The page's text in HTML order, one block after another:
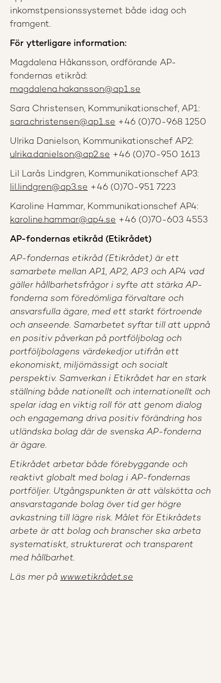
inkomstpensionssystemet både idag och
framgent.
För ytterligare information:
Magdalena Håkansson, ordförande AP-
fondernas etikråd:
magdalena.hakansson@ap1.se
Sara Christensen, Kommunikationschef, AP1:
sara.christensen@ap1.se +46 (0)70-968 1250
Ulrika Danielson, Kommunikationschef AP2:
ulrika.danielson@ap2.se +46 (0)70-950 1613
Lil Larås Lindgren, Kommunikationschef AP3:
lil.lindgren@ap3.se +46 (0)70-951 7223
Karoline Hammar, Kommunikationschef AP4:
karoline.hammar@ap4.se +46 (0)70-603 4553
AP-fondernas etikråd (Etikrådet)
AP-fondernas etikråd (Etikrådet) är ett
samarbete mellan AP1, AP2, AP3 och AP4 vad
gäller hållbarhetsfrågor i syfte att stärka AP-
fonderna som föredömliga förvaltare och
ansvarsfulla ägare, med ett starkt förtroende
och anseende. Samarbetet syftar till att uppnå
en positiv påverkan på portföljbolag och
portföljbolagens värdekedjor utifrån ett
ekonomiskt, miljömässigt och socialt
perspektiv. Samverkan i Etikrådet har en stark
ställning både nationellt och internationellt och
spelar idag en viktig roll för att genom dialog
och engagemang driva positiv förändring hos
utländska bolag där de svenska AP-fonderna
är ägare.
Etikrådet arbetar både förebyggande och
reaktivt globalt med bolag i AP-fondernas
portföljer. Utgångspunkten är att välskötta och
ansvarstagande bolag över tid ger högre
avkastning till lägre risk. Målet för Etikrådets
arbete är att bolag och branscher ska arbeta
systematiskt, strukturerat och transparent
med hållbarhet.
Läs mer på www.etikrådet.se